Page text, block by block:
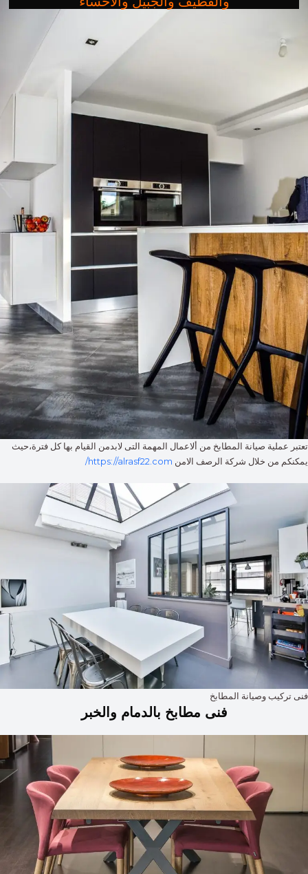
تعتبر عملية صيانة المطابخ من ألاعمال المهمة التى لابدمن القيام بها كل فترة،حيث
يمكنكم من خلال شركة الرصف الامن https://alrasf22.com/
فنى تركيب وصيانة المطابخ
فنى مطابخ بالدمام والخبر